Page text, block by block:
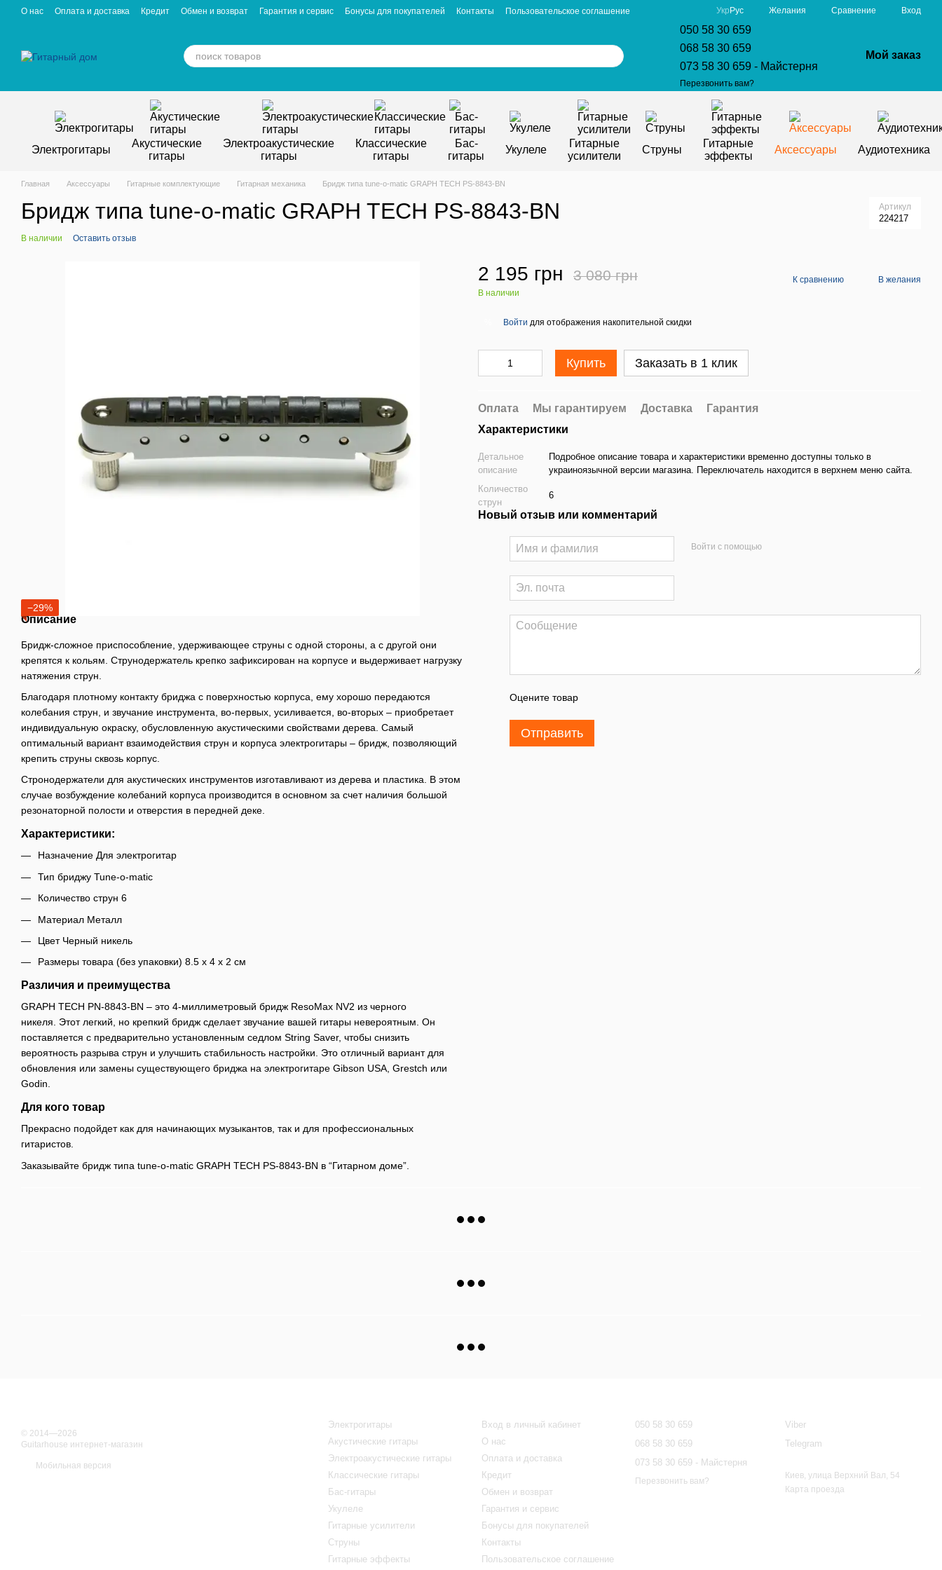
Перейти к основному контенту
О нас Оплата и доставка Кредит Обмен и возврат Гарантия и сервис Бонусы для покупателей Контакты
Пользовательское соглашение
Укр Рус Желания Сравнение Вход
050 58 30 659
068 58 30 659
073 58 30 659 - Майстерня
Перезвонить вам?
Мой заказ
Электрогитары
Акустические
гитары
Электроакустические
гитары
Классические
гитары
Бас-
гитары
Укулеле
Гитарные
усилители
Струны
Гитарные
эффекты
Аксессуары Аудиотехника
Главная Аксессуары Гитарные комплектующие Гитарная механика Бридж типа tune-o-matic GRAPH TECH PS-8843-BN
Бридж типа tune-o-matic GRAPH TECH PS-8843-BN Артикул
224217
В наличии Оставить отзыв
−29%
Описание
Бридж-сложное приспособление, удерживающее струны с одной стороны, а с другой они
крепятся к кольям. Струнодержатель крепко зафиксирован на корпусе и выдерживает нагрузку
натяжения струн.
Благодаря плотному контакту бриджа с поверхностью корпуса, ему хорошо передаются
колебания струн, и звучание инструмента, во-первых, усиливается, во-вторых – приобретает
индивидуальную окраску, обусловленную акустическими свойствами дерева. Самый
оптимальный вариант взаимодействия струн и корпуса электрогитары – бридж, позволяющий
крепить струны сквозь корпус.
Стронодержатели для акустических инструментов изготавливают из дерева и пластика. В этом
случае возбуждение колебаний корпуса производится в основном за счет наличия большой
резонаторной полости и отверстия в передней деке.
Характеристики:
Назначение Для электрогитар
Тип бриджу Tune-o-matic
Количество струн 6
Материал Металл
Цвет Черный никель
Размеры товара (без упаковки) 8.5 x 4 x 2 см
Различия и преимущества
GRAPH TECH PN-8843-BN – это 4-миллиметровый бридж ResoMax NV2 из черного
никеля. Этот легкий, но крепкий бридж сделает звучание вашей гитары невероятным. Он
поставляется с предварительно установленным седлом String Saver, чтобы снизить
вероятность разрыва струн и улучшить стабильность настройки. Это отличный вариант для
обновления или замены существующего бриджа на электрогитаре Gibson USA, Grestch или
Godin.
Для кого товар
Прекрасно подойдет как для начинающих музыкантов, так и для профессиональных
гитаристов.
Заказывайте бридж типа tune-o-matic GRAPH TECH PS-8843-BN в “Гитарном доме”.
2 195 грн 3 080 грн
В наличии
К сравнению В желания
Войти для отображения накопительной скидки
Купить Заказать в 1 клик
Оплата Мы гарантируем Доставка
Гарантия
Характеристики
Детальное
описание
Подробное описание товара и характеристики временно доступны только в
украиноязычной версии магазина. Переключатель находится в верхнем меню сайта.
Количество
струн
6
Новый отзыв или комментарий
Войти с помощью
Оцените товар
Отправить
© 2014—2026
Guitarhouse интернет-магазин
Мобильная версия
Электрогитары
Акустические гитары
Электроакустические гитары
Классические гитары
Бас-гитары
Укулеле
Гитарные усилители
Струны
Гитарные эффекты
Вход в личный кабинет
О нас
Оплата и доставка
Кредит
Обмен и возврат
Гарантия и сервис
Бонусы для покупателей
Контакты
Пользовательское соглашение
050 58 30 659
068 58 30 659
073 58 30 659 - Майстерня
Перезвонить вам?
Viber
Telegram
Киев, улица Верхний Вал, 54
Карта проезда